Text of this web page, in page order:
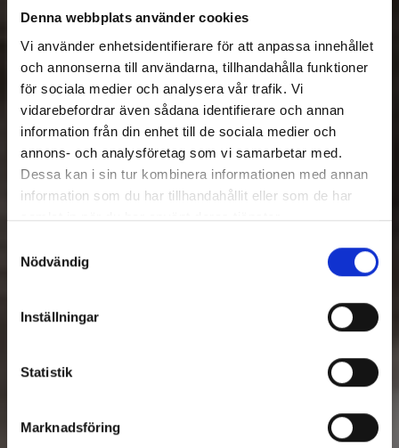
Denna webbplats använder cookies
Vi använder enhetsidentifierare för att anpassa innehållet
och annonserna till användarna, tillhandahålla funktioner
för sociala medier och analysera vår trafik. Vi
vidarebefordrar även sådana identifierare och annan
information från din enhet till de sociala medier och
annons- och analysföretag som vi samarbetar med.
Dessa kan i sin tur kombinera informationen med annan
information som du har tillhandahållit eller som de har
samlat in när du har använt deras tjänster.
Nödvändig
Inställningar
Statistik
Marknadsföring